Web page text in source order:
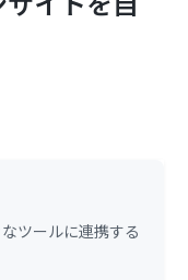
ツールに連携する